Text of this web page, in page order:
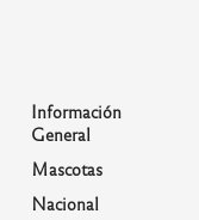
Información
General
Mascotas
Nacional